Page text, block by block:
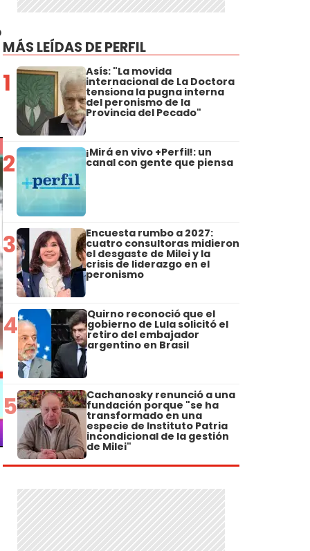
MÁS LEÍDAS DE PERFIL
1 Asís: "La movida
internacional de La Doctora
tensiona la pugna interna
del peronismo de la
Provincia del Pecado"
2 ¡Mirá en vivo +Perfil!: un
canal con gente que piensa
3 Encuesta rumbo a 2027:
cuatro consultoras midieron
el desgaste de Milei y la
crisis de liderazgo en el
peronismo
4 Quirno reconoció que el
gobierno de Lula solicitó el
retiro del embajador
argentino en Brasil
5 Cachanosky renunció a una
fundación porque "se ha
transformado en una
especie de Instituto Patria
incondicional de la gestión
de Milei"